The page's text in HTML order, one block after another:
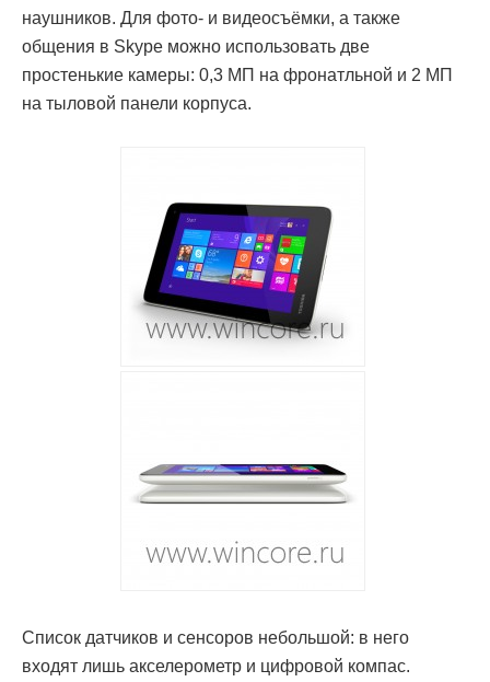
наушников. Для фото- и видеосъёмки, а также
общения в Skype можно использовать две
простенькие камеры: 0,3 МП на фронатльной и 2 МП
на тыловой панели корпуса.
Список датчиков и сенсоров небольшой: в него
входят лишь акселерометр и цифровой компас.